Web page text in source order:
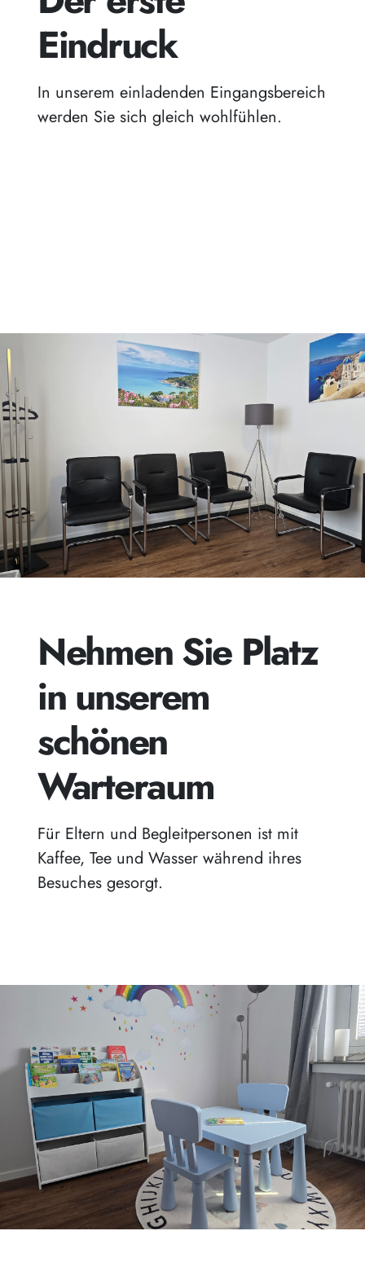
Eindruck
In unserem einladenden Eingangsbereich
werden Sie sich gleich wohlfühlen.
Nehmen Sie Platz
in unserem
schönen
Warteraum
Für Eltern und Begleitpersonen ist mit
Kaffee, Tee und Wasser während ihres
Besuches gesorgt.